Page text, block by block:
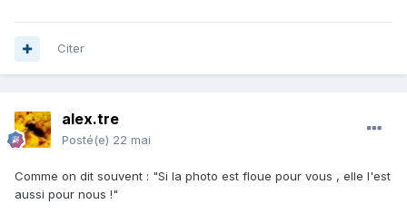
Citer
alex.tre
Posté(e) 22 mai
Comme on dit souvent : "Si la photo est floue pour vous , elle l'est
aussi pour nous !"